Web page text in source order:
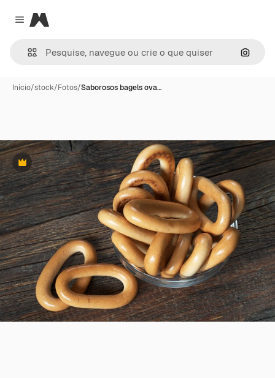
Close menu
Magnific
Início/stock/Fotos/Saborosos bagels ova…
Premium